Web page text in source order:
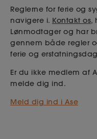
Reglerne for ferie og
navigere i. Kontakt os,
Lønmodtager og har
gennem både regler
ferie og
Er du ikke medlem af
melde dig ind.
Meld dig ind i Ase